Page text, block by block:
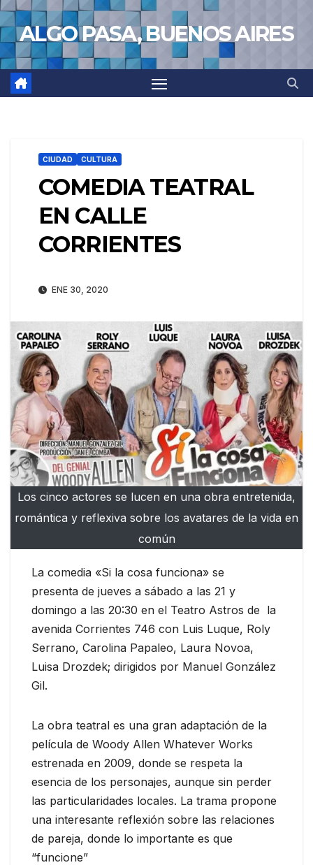
Saltar
al
contenido
ALGO PASA, BUENOS AIRES
CIUDAD CULTURA
COMEDIA TEATRAL
EN CALLE
CORRIENTES
ENE 30, 2020
Los cinco actores se lucen en una obra entretenida,
romántica y reflexiva sobre los avatares de la vida en
común
La comedia «Si la cosa funciona» se
presenta de jueves a sábado a las 21 y
domingo a las 20:30 en el Teatro Astros de la
avenida Corrientes 746 con Luis Luque, Roly
Serrano, Carolina Papaleo, Laura Novoa,
Luisa Drozdek; dirigidos por Manuel González
Gil.
La obra teatral es una gran adaptación de la
película de Woody Allen Whatever Works
estrenada en 2009, donde se respeta la
esencia de los personajes, aunque sin perder
las particularidades locales. La trama propone
una interesante reflexión sobre las relaciones
de pareja, donde lo importante es que
“funcione”